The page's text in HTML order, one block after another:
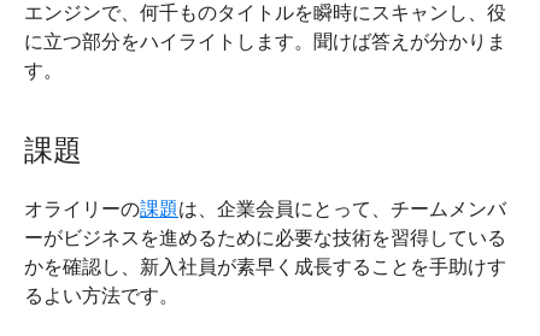
エンジンで、何千ものタイトルを瞬時にスキャンし、役
に立つ部分をハイライトします。聞けば答えが分かりま
す。
課題
オライリーの課題は、企業会員にとって、チームメンバ
ーがビジネスを進めるために必要な技術を習得している
かを確認し、新入社員が素早く成長することを手助けす
るよい方法です。